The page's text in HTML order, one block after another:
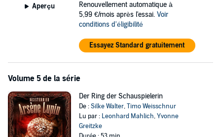
Aperçu
Renouvellement automatique à
5,99 €/mois après l'essai. Voir
conditions d'éligibilité
Essayez Standard gratuitement
Volume 5 de la série
Der Ring der Schauspielerin
De :Silke Walter,Timo Weisschnur
Lu par : Leonhard Mahlich,Yvonne
Greitzke